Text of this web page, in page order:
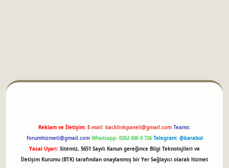
Reklam ve İletişim: E-mail: backlinkpaneli@gmail.com Teams:
forumhizmeti@gmail.com Whatsapp: 0262 606 0 726 Telegram: @karabul
Yasal Uyarı: Sitemiz, 5651 Sayılı Kanun gereğince Bilgi Teknolojileri ve
İletişim Kurumu (BTK) tarafından onaylanmış bir Yer Sağlayıcı olarak hizmet